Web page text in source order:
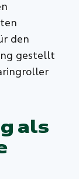
den
gestellt
als